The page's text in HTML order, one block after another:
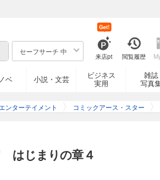
セーフサーチ 中
来店pt
Get!
閲覧履歴
ベ 小説・文芸
ビジネス
実用
雑誌
写真
ンターテイメント コミックアース・スター
はじまりの章４